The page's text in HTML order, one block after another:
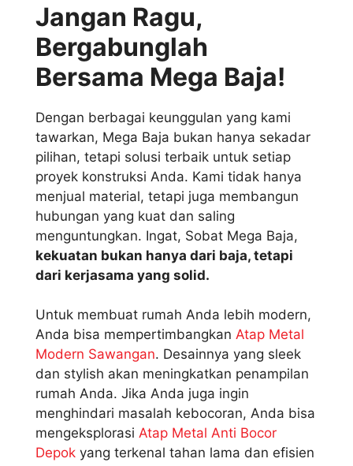
Jangan Ragu,
Bergabunglah
Bersama Mega Baja!
Dengan berbagai keunggulan yang kami
tawarkan, Mega Baja bukan hanya sekadar
pilihan, tetapi solusi terbaik untuk setiap
proyek konstruksi Anda. Kami tidak hanya
menjual material, tetapi juga membangun
hubungan yang kuat dan saling
menguntungkan. Ingat, Sobat Mega Baja,
kekuatan bukan hanya dari baja, tetapi
dari kerjasama yang solid.
Untuk membuat rumah Anda lebih modern,
Anda bisa mempertimbangkan Atap Metal
Modern Sawangan. Desainnya yang sleek
dan stylish akan meningkatkan penampilan
rumah Anda. Jika Anda juga ingin
menghindari masalah kebocoran, Anda bisa
mengeksplorasi Atap Metal Anti Bocor
Depok yang terkenal tahan lama dan efisien